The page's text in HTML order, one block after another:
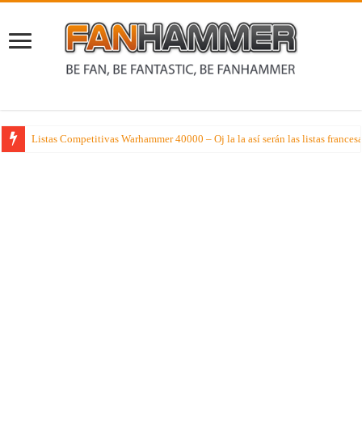
Listas Competitivas Warhammer 40000 – Oj la la así serán las listas